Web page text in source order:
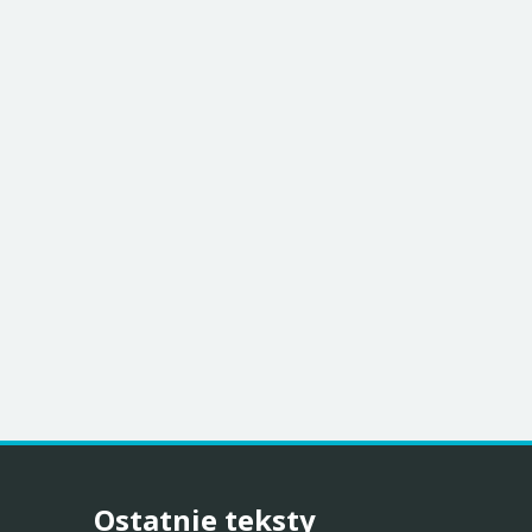
Ostatnie teksty